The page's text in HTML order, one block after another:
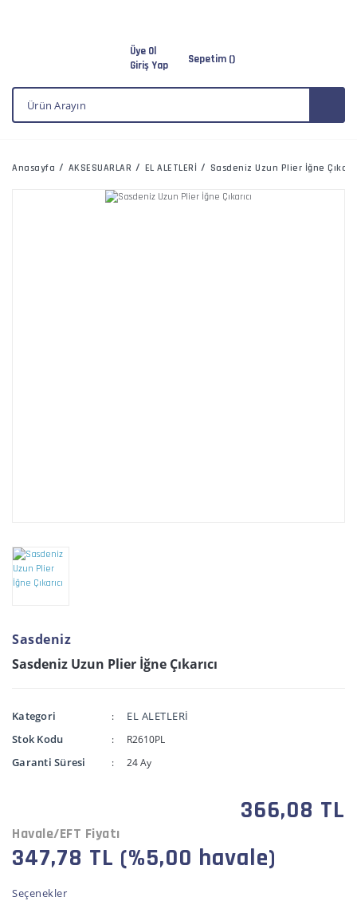
Üye Ol
Giriş Yap
Sepetim ()
Anasayfa AKSESUARLAR EL ALETLERİ Sasdeniz Uzun Plier İğne
Sasdeniz
Sasdeniz Uzun Plier İğne Çıkarıcı
Kategori
EL ALETLERİ
Stok Kodu
R2610PL
Garanti Süresi 24 Ay
366,08 TL
Havale/EFT Fiyatı
347,78 TL (%5,00 havale)
Seçenekler